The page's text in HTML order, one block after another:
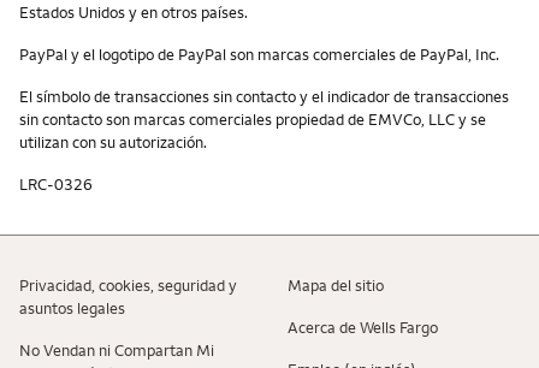
Estados Unidos y en otros países.
PayPaly el logotipo de PayPalson marcas comerciales de PayPal , Inc.
El símbolo de transacciones sin contacto y el indicador de transacciones
sin contacto son marcas comerciales propiedad de EMVCo, LLC y se
utilizan con su autorización.
LRC-0326
Privacidad, cookies, seguridad y
asuntos legales
No Vendan ni Compartan Mi
Mapa del sitio
Acerca de Wells Fargo